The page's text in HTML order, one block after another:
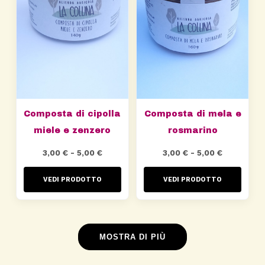
Composta di cipolla
miele e zenzero
3,00 € - 5,00 €Fascia
di
da
a
VEDI PRODOTTO
Composta di mela e
rosmarino
3,00€ - 5,00€Fascia
di
da
VEDI PRODOTTO
MOSTRA DI PIÙ